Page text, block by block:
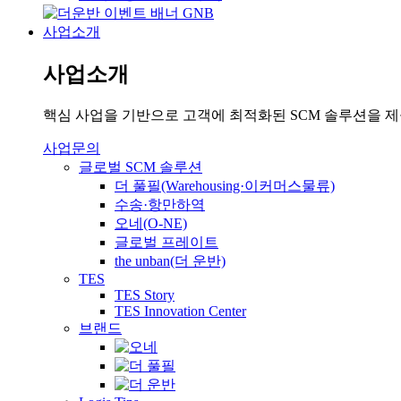
사업소개
사업소개
핵심 사업을 기반으로 고객에 최적화된 SCM 솔루션을
사업문의
글로벌 SCM 솔루션
더 풀필(Warehousing·이커머스물류)
수송·항만하역
오네(O-NE)
글로벌 프레이트
the unban(더 운반)
TES
TES Story
TES Innovation Center
브랜드